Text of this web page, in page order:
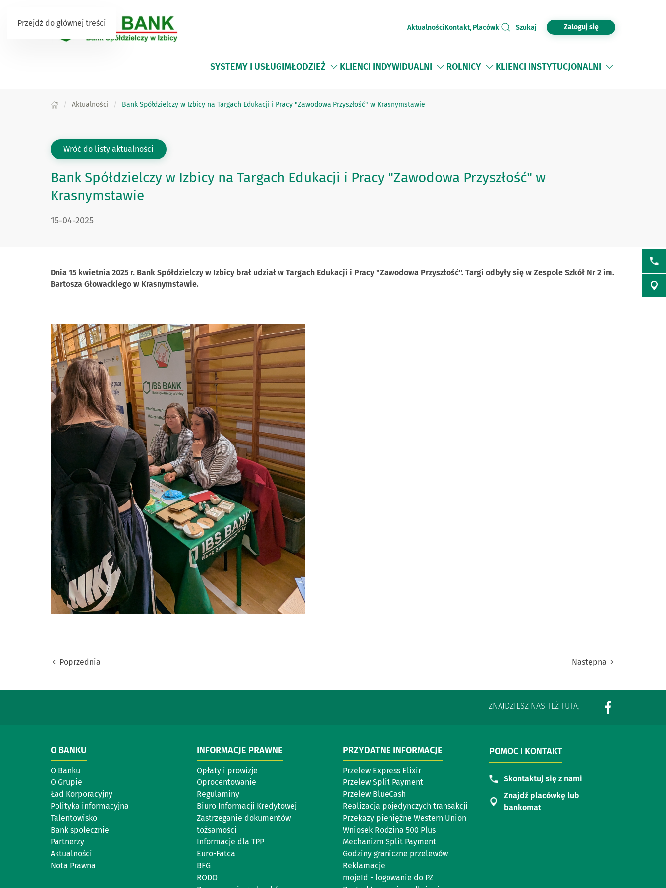
Przejdź do głównej treści AktualnościKontakt, Placówki Szukaj Zaloguj się
SYSTEMY I USŁUGIMŁODZIEŻ KLIENCI INDYWIDUALNI ROLNICY KLIENCI INSTYTUCJONALNI
Aktualności Bank Spółdzielczy w Izbicy na Targach Edukacji i Pracy "Zawodowa Przyszłość" w Krasnymstawie
Wróć do listy aktualności
Bank Spółdzielczy w Izbicy na Targach Edukacji i Pracy "Zawodowa Przyszłość" w
Krasnymstawie
DATA PUBLIKACJI:
15-04-2025
Dnia 15 kwietnia 2025 r. Bank Spółdzielczy w Izbicy brał udział w Targach Edukacji i Pracy "Zawodowa Przyszłość". Targi odbyły się w Zespole Szkół Nr 2 im.
Bartosza Głowackiego w Krasnymstawie.
Poprzednia Następna
ZNAJDZIESZ NAS TEŻ TUTAJ
O BANKU
O Banku
O Grupie
Ład Korporacyjny
Polityka informacyjna
Talentowisko
Bank społecznie
Partnerzy
Aktualności
Nota Prawna
INFORMACJE PRAWNE
Opłaty i prowizje
Oprocentowanie
Regulaminy
Biuro Informacji Kredytowej
Zastrzeganie dokumentów
tożsamości
Informacje dla TPP
Euro-Fatca
BFG
RODO
PRZYDATNE INFORMACJE
Przelew Express Elixir
Przelew Split Payment
Przelew BlueCash
Realizacja pojedynczych transakcji
Przekazy pieniężne Western Union
Wniosek Rodzina 500 Plus
Mechanizm Split Payment
Godziny graniczne przelewów
Reklamacje
mojeId - logowanie do PZ
POMOC I KONTAKT
Skontaktuj się z nami
Znajdź placówkę lub
bankomat